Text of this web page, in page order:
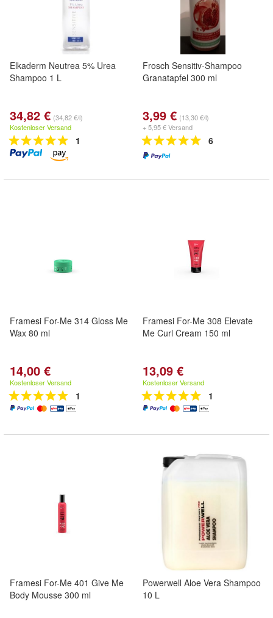
Elkaderm Neutrea 5% Urea
Shampoo 1 L
34,82 € (34,82 €/l)
Kostenloser Versand
1
Frosch Sensitiv-Shampoo
Granatapfel 300 ml
3,99 € (13,30 €/l)
+ 5,95 € Versand
6
Framesi For-Me 314 Gloss Me
Wax 80 ml
14,00 €
Kostenloser Versand
1
Framesi For-Me 308 Elevate
Me Curl Cream 150 ml
13,09 €
Kostenloser Versand
1
Framesi For-Me 401 Give Me
Body Mousse 300 ml
Powerwell Aloe Vera Shampoo
10 L